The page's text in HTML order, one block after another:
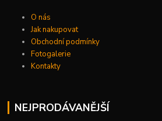
O nás
Jak nakupovat
Obchodní podmínky
Fotogalerie
Kontakty
NEJPRODÁVANĚJŠÍ